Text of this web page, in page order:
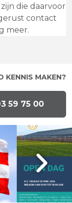
die daarvoor
contact
meer.
KENNIS MAKEN?
59 75 00